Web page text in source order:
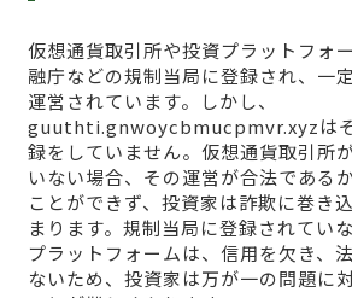
仮想通貨取引所や投資プラットフォ
融庁などの規制当局に登録され、一
運営されています。しかし、
guuthti.gnwoycbmucpmvr.xyzはそ
録をしていません。仮想通貨取引所
いない場合、その運営が合法である
ことができず、投資家は詐欺に巻き
まります。規制当局に登録されてい
プラットフォームは、信用を欠き、
ないため、投資家は万が一の問題に